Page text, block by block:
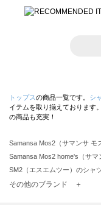
トップスの商品一覧です。 シ
イテムを取り揃えております
の商品も充実！
Samansa Mos2（サマンサ モ
Samansa Mos2 home's（サ
SM2（エスエムツー）のシャ
その他のブランド ＋